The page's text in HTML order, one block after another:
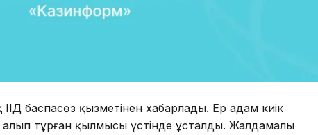
баспасөз қызметінен хабарлады. Ер адам киік
алып тұрған қылмысы үстінде ұсталды. Жалдамалы